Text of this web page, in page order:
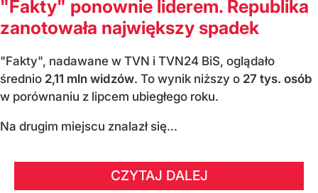
"Fakty" ponownie liderem. Republika
zanotowała największy spadek
"Fakty", nadawane w TVN i TVN24 BiS, oglądało
średnio 2,11 mln widzów. To wynik niższy o 27 tys. osób
w porównaniu z lipcem ubiegłego roku.
Na drugim miejscu znalazł się...
CZYTAJ DALEJ